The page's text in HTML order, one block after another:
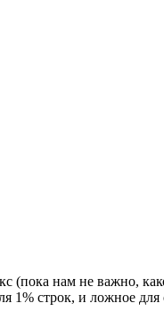
(пока нам не важно,
1% строк, и ложное